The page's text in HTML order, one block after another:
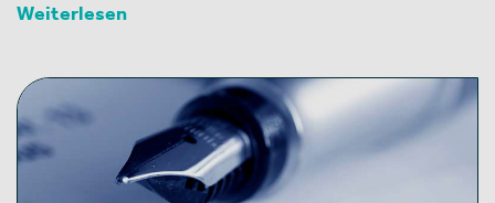
Weiterlesen